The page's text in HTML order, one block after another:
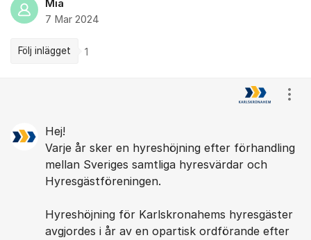
Mia
7 Mar 2024
Följ inlägget 1
Hej!
Varje år sker en hyreshöjning efter förhandling
mellan Sveriges samtliga hyresvärdar och
Hyresgästföreningen.
Hyreshöjning för Karlskronahems hyresgäster
avgjordes i år av en opartisk ordförande efter